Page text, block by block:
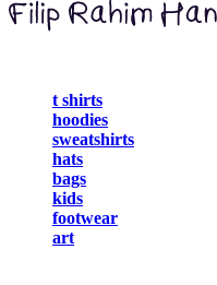
t shirts
hoodies
sweatshirts
hats
bags
kids
footwear
art